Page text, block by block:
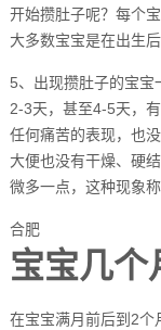
开始攒肚子呢？每个
大多数宝宝是在出生
5、出现攒肚子的宝
2-3天，甚至4-5天，
任何痛苦的表现，也
大便也没有干燥、硬
微多一点，这种现象称
合肥
宝宝几个
在宝宝满月前后到2个